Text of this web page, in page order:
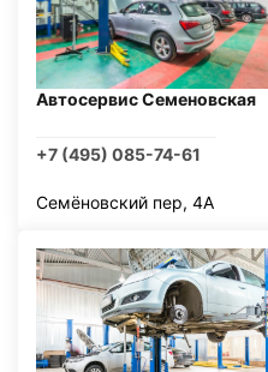
Автосервис Семеновская
+7 (495) 085-74-61
Семёновский пер, 4А